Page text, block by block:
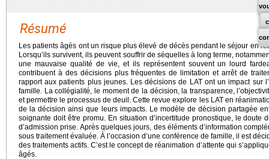
Résumé
Les patients âgés ont un risque plus élevé de décès pendant le séjour en
Lorsqu’ils survivent, ils peuvent souffrir de séquelles à long terme,
une mauvaise qualité de vie, et ils représentent souvent un lourd
contribuent à des décisions plus fréquentes de limitation et arrêt de
rapport aux patients plus jeunes. Les décisions de LAT ont un impact sur
famille. La collégialité, le moment de la décision, la transparence,
et permettre le processus de deuil. Cette revue explore les LAT en
de la décision ainsi que leurs impacts. Le modèle de décision partagée
soignante doit être promu. En situation d’incertitude pronostique, le doute
d’admission prise. Après quelques jours, des éléments d’information
sous traitement évaluée. À l’occasion d’une conférence de famille, il est
des traitements actifs. C’est le concept de réanimation d’attente qui
âgés.